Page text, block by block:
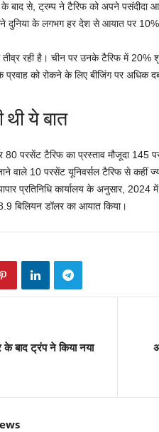
के बाद से, ट्रम्प ने टैरिफ को अपने
दुनिया के लगभग हर देश से आयात पर
रही है। चीन पर उनके टैरिफ में 20%
को रोकने के लिए बीजिंग पर अधिक
ये बात
परसेंट टैरिफ का प्रस्ताव मौजूदा 145
वाले 10 परसेंट यूनिवर्सल टैरिफ से कहीं
प्रतिनिधि कार्यालय के अनुसार,
बिलियन डॉलर का आयात किया।
के बाद ट्रंप ने किया नया